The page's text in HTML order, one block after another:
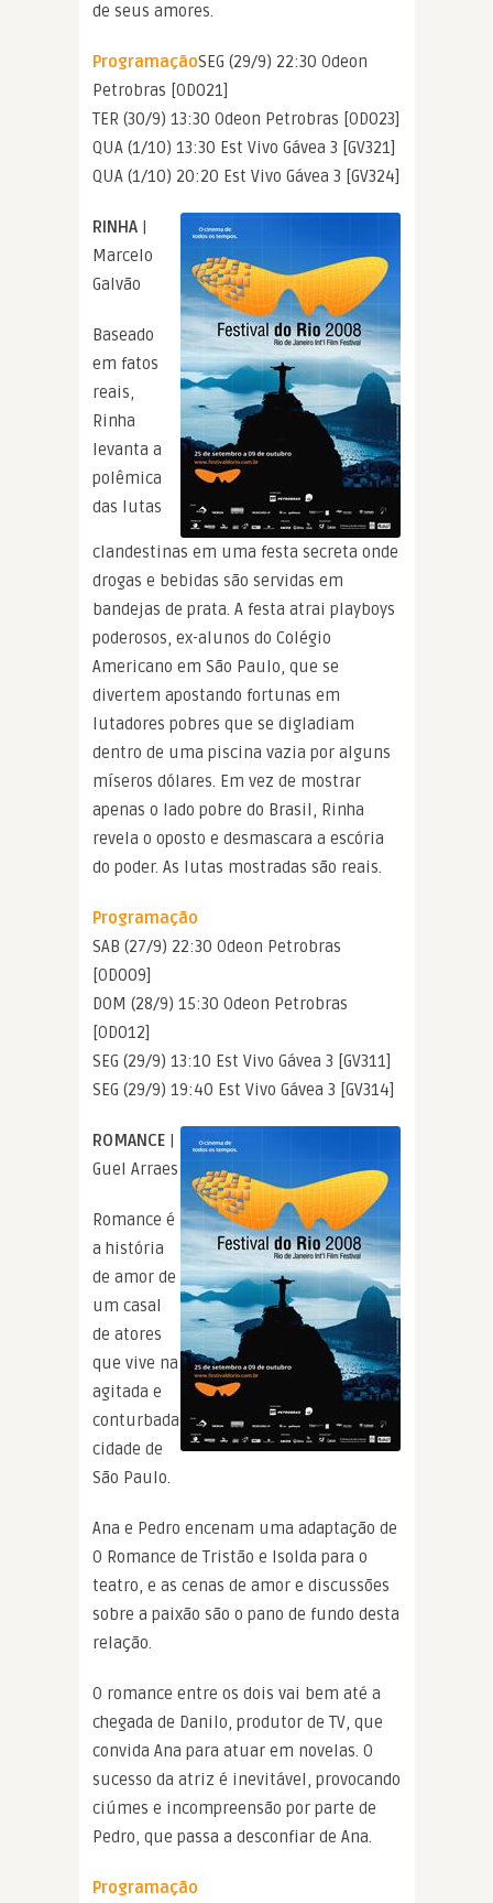
de seus amores.
ProgramaçãoSEG (29/9) 22:30 Odeon
Petrobras [OD021]
TER (30/9) 13:30 Odeon Petrobras [OD023]
QUA (1/10) 13:30 Est Vivo Gávea 3 [GV321]
QUA (1/10) 20:20 Est Vivo Gávea 3 [GV324]
RINHA |
Marcelo
Galvão
Baseado
em fatos
reais,
Rinha
levanta a
polêmica
das lutas
clandestinas em uma festa secreta onde
drogas e bebidas são servidas em
bandejas de prata. A festa atrai playboys
poderosos, ex-alunos do Colégio
Americano em São Paulo, que se
divertem apostando fortunas em
lutadores pobres que se digladiam
dentro de uma piscina vazia por alguns
míseros dólares. Em vez de mostrar
apenas o lado pobre do Brasil, Rinha
revela o oposto e desmascara a escória
do poder. As lutas mostradas são reais.
Programação
SAB (27/9) 22:30 Odeon Petrobras
[OD009]
DOM (28/9) 15:30 Odeon Petrobras
[OD012]
SEG (29/9) 13:10 Est Vivo Gávea 3 [GV311]
SEG (29/9) 19:40 Est Vivo Gávea 3 [GV314]
ROMANCE |
Guel Arraes
Romance é
a história
de amor de
um casal
de atores
que vive na
agitada e
conturbada
cidade de
São Paulo.
Ana e Pedro encenam uma adaptação de
O Romance de Tristão e Isolda para o
teatro, e as cenas de amor e discussões
sobre a paixão são o pano de fundo desta
relação.
O romance entre os dois vai bem até a
chegada de Danilo, produtor de TV, que
convida Ana para atuar em novelas. O
sucesso da atriz é inevitável, provocando
ciúmes e incompreensão por parte de
Pedro, que passa a desconfiar de Ana.
Programação